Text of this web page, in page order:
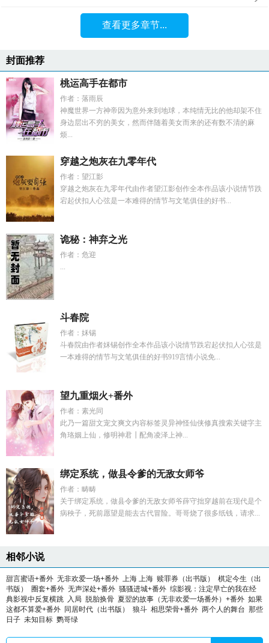
查看更多章节...
封面推荐
桃运高手在都市
作者：落雨辰
神魔世界一方神帝因为意外来到地球，本纯情无比的他却架不住
身边层出不穷的美女，然而伴随着美女而来的还有数不清的麻
烦...
穿越之炮灰在九零年代
作者：望江影
穿越之炮灰在九零年代由作者望江影创作全本作品该小说情节跌
宕起伏扣人心弦是一本难得的情节与文笔俱佳的好书...
诡秘：神弃之光
作者：危迎
...
斗春院
作者：姀锡
斗春院由作者姀锡创作全本作品该小说情节跌宕起伏扣人心弦是
一本难得的情节与文笔俱佳的好书919言情小说免...
望九重烟火+番外
作者：素光同
此乃一篇甜文宠文爽文内容标签灵异神怪仙侠修真搜索关键字主
角珞姻上仙，修明神君┃配角凌泽上神...
绑定系统，做县令爹的无敌女师爷
作者：畴畴
关于绑定系统，做县令爹的无敌女师爷薛守拙穿越前在现代是个
病秧子，死前愿望是能去古代冒险。哥哥烧了很多纸钱，请求...
相邻小说
甜言蜜语+番外 无非欢爱一场+番外 上海 上海 赎罪券（出书版）
棋定今生（出
书版）
圈套+番外 无声深处+番外 骚骚进城+番外 综影视：注定早亡的我在经
典影视中反复横跳 入局 脱胎换骨 夏翌的故事（无非欢爱一场番外）+番外 如果
这都不算爱+番外 同居时代（出书版） 狼斗 相思荣骨+番外 两个人的舞台 那些
日子 未知目标 鹦哥绿